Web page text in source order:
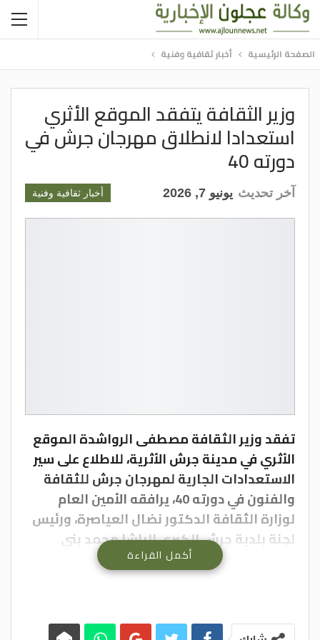
الصفحة الرئيسية أخبار ثقافية وفنية
وزير الثقافة يتفقد الموقع الأثري
استعدادا لانطلاق مهرجان جرش في
دورته 40
أخبار ثقافية وفنية آخر تحديث يونيو 7, 2026
تفقد وزير الثقافة مصطفى الرواشدة الموقع
الأثري في مدينة جرش الأثرية، للاطلاع على سير
الاستعدادات الجارية لمهرجان جرش للثقافة
والفنون في دورته 40، يرافقه الأمين العام
لوزارة الثقافة الدكتور نضال العياصرة، ورئيس
لجنة بلدية جرش الكبرى الباشا محمد بني
ياسين، ومدير مهرجان جرش يزن خضير وأعضاء
المجلسين الأمني والتنفيذي في المحافظة،
والتلفزيون، إضافة إلى مؤثري مواقع التواصل
أكمل القراءة